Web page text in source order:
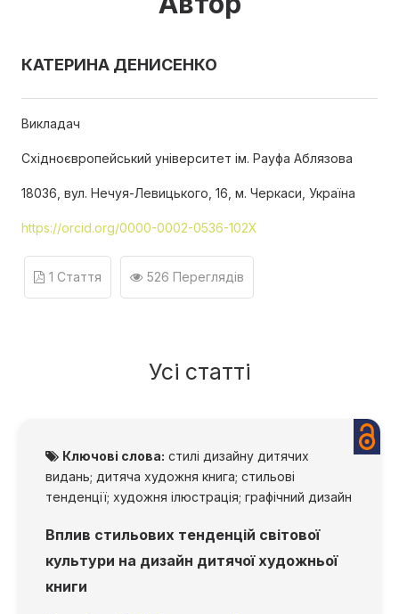
КАТЕРИНА ДЕНИСЕНКО
Викладач
Східноєвропейський університет ім. Рауфа Аблязова
18036, вул. Нечуя-Левицького, 16, м. Черкаси, Україна
https://orcid.org/0000-0002-0536-102X
1 Стаття 526 Переглядів
Усі статті
Ключові слова: стилі дизайну дитячих
видань; дитяча художня книга; стильові
тенденції; художня ілюстрація; графічний дизайн
Вплив стильових тенденцій світової
культури на дизайн дитячої художньої
книги